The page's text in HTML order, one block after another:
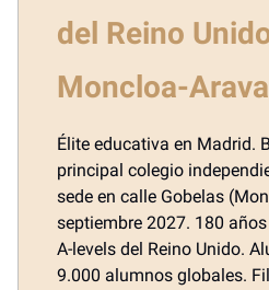
del Reino
Moncloa-
Élite educativa en Madrid.
principal colegio
sede en calle Gobelas
septiembre 2027. 180
A-levels del Reino Unido.
9.000 alumnos globales.